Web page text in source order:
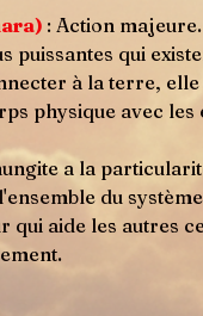
: Action
puissantes qui
à la terre,
physique avec les
a la
du
qui aide les autres